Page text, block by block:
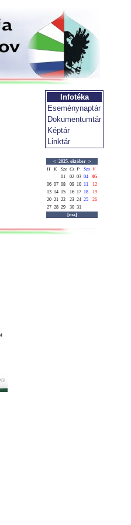
Infotéka
Eseménynaptár
Dokumentumtár
Képtár
Linktár
< 2025. október >
H
K Sze Cs P Szo V
01
02 03 04
05
06 07 08 09 10 11
12
13 14 15 16 17 18
19
20 21 22 23 24 25
26
27 28 29 30 31
[ma]